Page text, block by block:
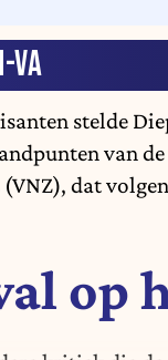
VA
stelde
van
dat
op